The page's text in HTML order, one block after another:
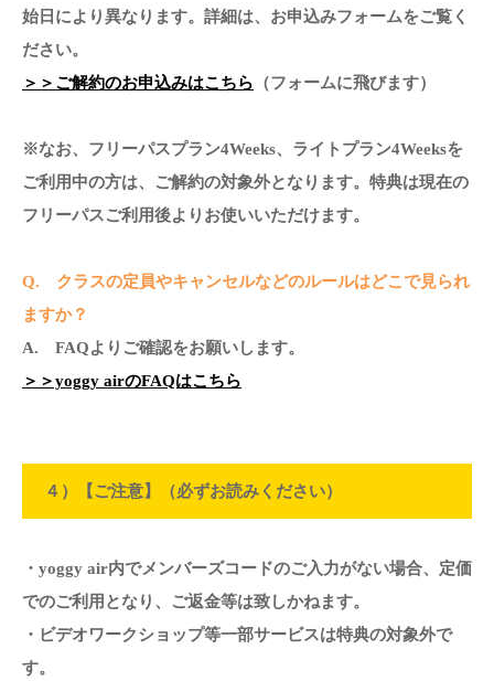
始日により異なります。詳細は、お申込みフォームをご覧く
ださい。
＞＞ご解約のお申込みはこちら （フォームに飛びます）
※なお、フリーパスプラン4Weeks、ライトプラン4Weeksを
ご利用中の方は、ご解約の対象外となります。特典は現在の
フリーパスご利用後よりお使いいただけます。
Q. クラスの定員やキャンセルなどのルールはどこで見られ
ますか？
A. FAQよりご確認をお願いします。
＞＞yoggy airのFAQはこちら
４）【ご注意】（必ずお読みください）
・yoggy air内でメンバーズコードのご入力がない場合、定価
でのご利用となり、ご返金等は致しかねます。
・ビデオワークショップ等一部サービスは特典の対象外で
す。